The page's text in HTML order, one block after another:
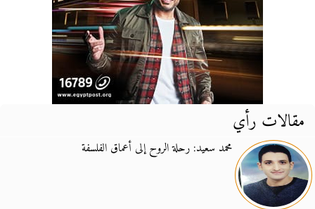
مقالات رأي
محمد سعيد: رحلة الروح إلى أعماق الفلسفة